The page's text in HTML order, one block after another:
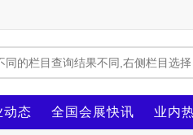
动态 全国会展快讯 业内